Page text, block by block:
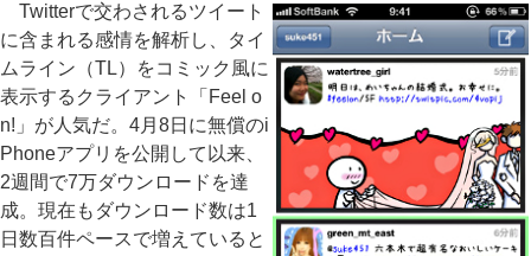
Twitterで交わされるツイート
に含まれる感情を解析し、タイ
ムライン（TL）をコミック風に
表示するクライアント「Feel o
n!」が人気だ。4月8日に無償のi
Phoneアプリを公開して以来、
2週間で7万ダウンロードを達
成。現在もダウンロード数は1
日数百件ペースで増えていると